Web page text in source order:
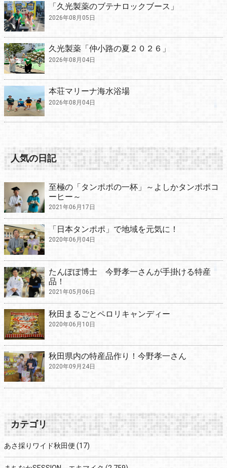
「久光製薬のブテナロックブース」
2026年08月05日
久光製薬「仲小路の夏２０２６」
2026年08月04日
本荘マリーナ海水浴場
2026年08月04日
人気の日記
至極の「タンポポの一杯」～よしかタンポポコ
ーヒー～
2021年06月17日
「日本タンポポ」で地域を元気に！
2020年06月04日
たんぽぽ博士 今野孝一さんが手掛ける特産
品！
2021年05月06日
秋田まるごとペロリキャンディー
2020年06月10日
秋田県内の特産品作り！今野孝一さん
2020年09月24日
カテゴリ
あさ採りワイド秋田便 (17)